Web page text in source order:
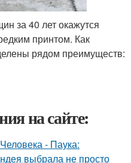
за 40 лет окажутся
принтом. Как
рядом преимуществ:
на сайте:
- Паука:
выбрала не просто